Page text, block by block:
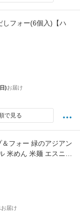
しフォー(6個入)【ハ
)お届け
で見る
フォー 緑のアジアン
米めん 米麺 エスニッ
クチー ひかり味噌 公
なし 健康 タイ料理
イ
届け